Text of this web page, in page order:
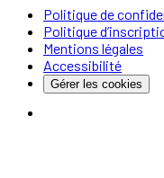
Politique de
Politique
Mentions légales
Accessibilité
Gérer les cookies